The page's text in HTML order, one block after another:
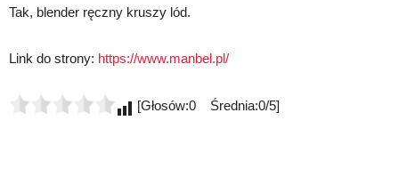
Tak, blender ręczny kruszy lód.
Link do strony: https://www.manbel.pl/
[Głosów:0 Średnia:0/5]